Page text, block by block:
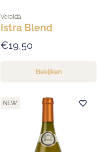
Veralda
Istra Blend
€19,50
Bekijken
NEW